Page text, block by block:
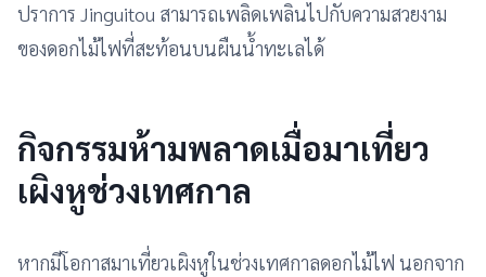
ปราการ Jinguitou สามารถเพลิดเพลินไปกับความสวยงาม
ของดอกไม้ไฟที่สะท้อนบนผืนน้ำทะเลได้
กิจกรรมห้ามพลาดเมื่อมาเที่ยว
เผิงหูช่วงเทศกาล
หากมีโอกาสมาเที่ยวเผิงหูในช่วงเทศกาลดอกไม้ไฟ นอกจาก